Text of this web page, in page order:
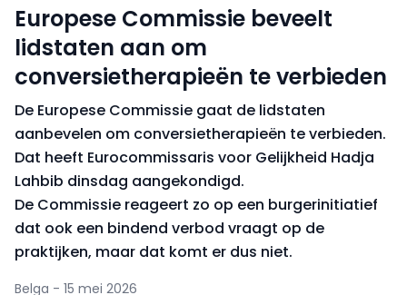
Europese Commissie beveelt
lidstaten aan om
conversietherapieën te verbieden
De Europese Commissie gaat de lidstaten
aanbevelen om conversietherapieën te verbieden.
Dat heeft Eurocommissaris voor Gelijkheid Hadja
Lahbib dinsdag aangekondigd.
De Commissie reageert zo op een burgerinitiatief
dat ook een bindend verbod vraagt op de
praktijken, maar dat komt er dus niet.
Belga - 15 mei 2026